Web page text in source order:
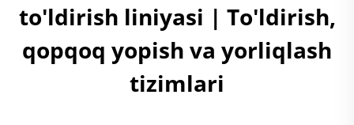
to'ldirish liniyasi | To'ldirish,
qopqoq yopish va yorliqlash
tizimlari